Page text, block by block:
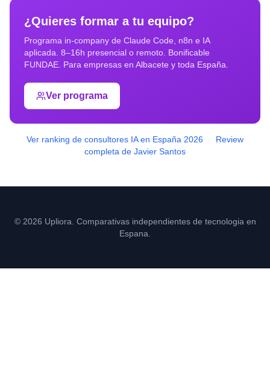
¿Quieres formar a tu equipo?
Programa in-company de Claude Code, n8n e IA
aplicada. 8–16h presencial o remoto. Bonificable
FUNDAE. Para empresas en Albacete y toda España.
Ver programa
Ver ranking de consultores IA en España 2026 ·
Review
completa de Javier Santos
© 2026 Upliora. Comparativas independientes de tecnologia en
Espana.